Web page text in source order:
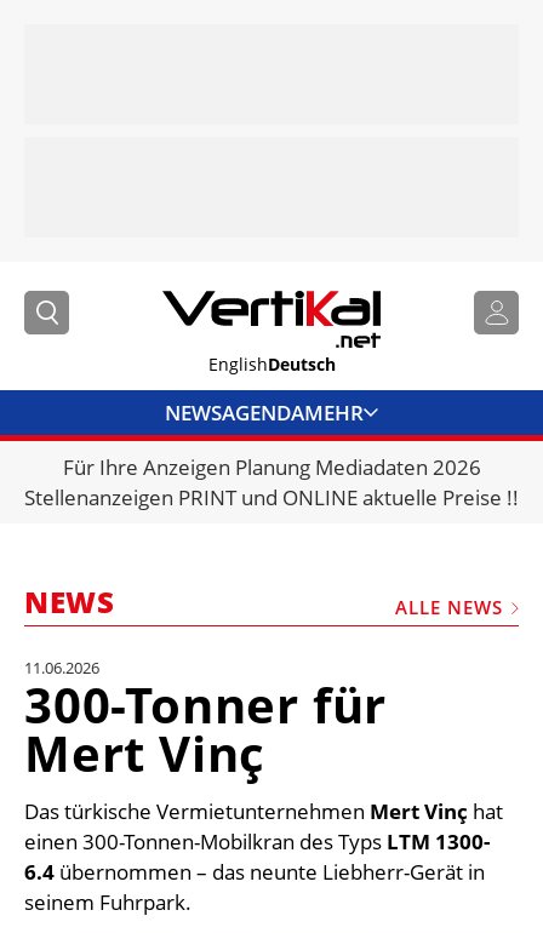
EnglishDeutsch
NEWSAGENDAMEHR
BRANCHENLINKS
VERMIETER
VIDEOS
KRAN & BÜHNE
MEDIADATEN
WÄHRUNGSRECHNER
EINHEITENKONVERTER
Für Ihre Anzeigen Planung Mediadaten 2026
Stellenanzeigen PRINT und ONLINE aktuelle Preise !!
NEWS ALLE NEWS
11.06.2026
300-Tonner für
Mert Vinç
Das türkische Vermietunternehmen Mert Vinç hat
einen 300-Tonnen-Mobilkran des Typs LTM 1300-
6.4 übernommen – das neunte Liebherr-Gerät in
seinem Fuhrpark.